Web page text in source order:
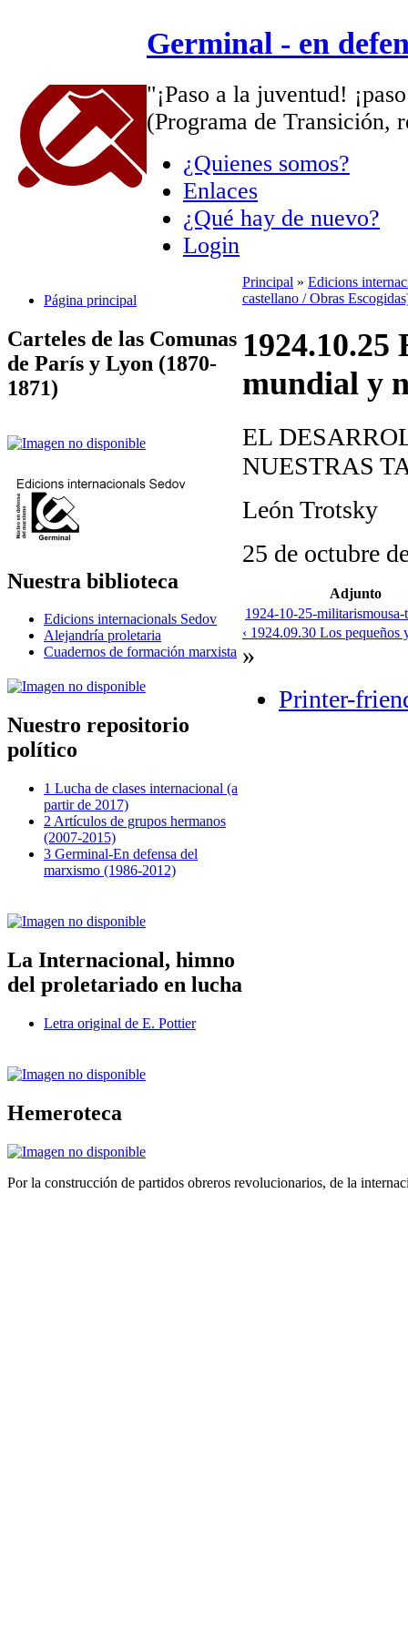
Germinal - en
"¡Paso a la juventud!
(Programa de Transición,
¿Quienes somos?
Enlaces
¿Qué hay de nuevo?
Login
Página principal
Carteles de las Comunas
de París y Lyon (1870-
1871)
Nuestra biblioteca
Edicions internacionals Sedov
Alejandría proletaria
Cuadernos de formación marxista
Nuestro repositorio
político
1 Lucha de clases internacional (a
partir de 2017)
2 Artículos de grupos hermanos
(2007-2015)
3 Germinal-En defensa del
marxismo (1986-2012)
La Internacional, himno
del proletariado en lucha
Letra original de E. Pottier
Hemeroteca
Principal » Edicions
castellano / Obras
mundial y
EL
NUESTRAS
León Trotsky
25 de octubre
Adjunto
1924-10-25-
‹ 1924.09.30 Los pequeños
»
Printer-
Por la construcción de partidos obreros revolucionarios, de la